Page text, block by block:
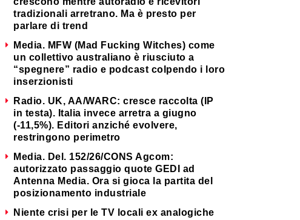
tradizionali arretrano. Ma è presto per
parlare di trend
Media. MFW (Mad Fucking Witches) come
un collettivo australiano è riusciuto a
“spegnere” radio e podcast colpendo i loro
inserzionisti
Radio. UK, AA/WARC: cresce raccolta (IP
in testa). Italia invece arretra a giugno
(-11,5%). Editori anziché evolvere,
restringono perimetro
Media. Del. 152/26/CONS Agcom:
autorizzato passaggio quote GEDI ad
Antenna Media. Ora si gioca la partita del
posizionamento industriale
Niente crisi per le TV locali ex analogiche